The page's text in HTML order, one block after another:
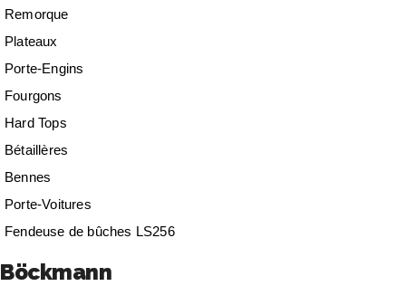
Remorque
Plateaux
Porte-Engins
Fourgons
Hard Tops
Bétaillères
Bennes
Porte-Voitures
Fendeuse de bûches LS256
Böckmann